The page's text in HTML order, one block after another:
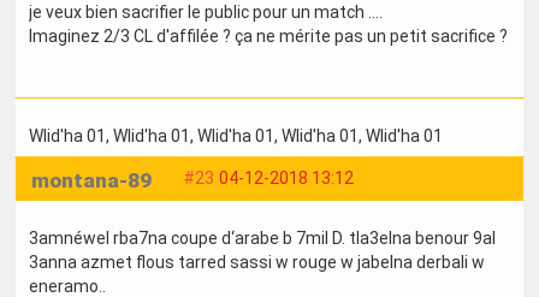
je veux bien sacrifier le public pour un match ....
Imaginez 2/3 CL d'affilée ? ça ne mérite pas un petit sacrifice ?
Wlid'ha 01, Wlid'ha 01, Wlid'ha 01, Wlid'ha 01, Wlid'ha 01
#23 04-12-2018 13:12
montana-89
3amnéwel rba7na coupe d‘arabe b 7mil D. tla3elna benour 9al
3anna azmet flous tarred sassi w rouge w jabelna derbali w
eneramo..